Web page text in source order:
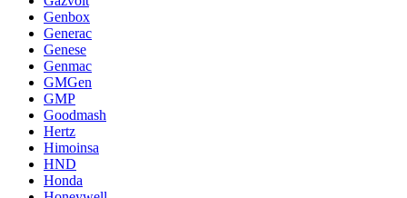
Genbox
Generac
Genese
Genmac
GMGen
GMP
Goodmash
Hertz
Himoinsa
HND
Honda